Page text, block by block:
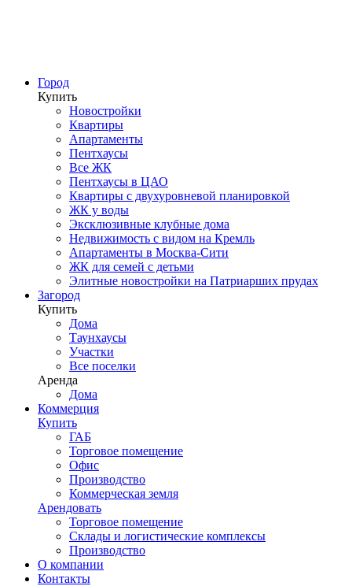
Город
Купить
Новостройки
Квартиры
Апартаменты
Пентхаусы
Все ЖК
Пентхаусы в ЦАО
Квартиры с двухуровневой планировкой
ЖК у воды
Эксклюзивные клубные дома
Недвижимость с видом на Кремль
Апартаменты в Москва-Сити
ЖК для семей с детьми
Элитные новостройки на Патриарших прудах
Загород
Купить
Дома
Таунхаусы
Участки
Все поселки
Аренда
Дома
Коммерция
Купить
ГАБ
Торговое помещение
Офис
Производство
Коммерческая земля
Арендовать
Торговое помещение
Склады и логистические комплексы
Производство
О компании
Контакты